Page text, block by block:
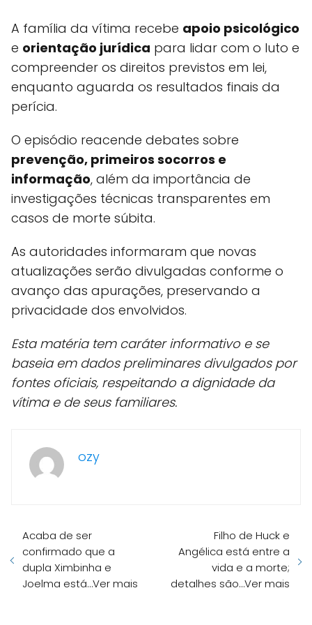
A família da vítima recebe apoio psicológico
e orientação jurídica para lidar com o luto e
compreender os direitos previstos em lei,
enquanto aguarda os resultados finais da
perícia.
O episódio reacende debates sobre
prevenção, primeiros socorros e
informação, além da importância de
investigações técnicas transparentes em
casos de morte súbita.
As autoridades informaram que novas
atualizações serão divulgadas conforme o
avanço das apurações, preservando a
privacidade dos envolvidos.
Esta matéria tem caráter informativo e se
baseia em dados preliminares divulgados por
fontes oficiais, respeitando a dignidade da
vítima e de seus familiares.
ozy
Acaba de ser
confirmado que a
dupla Ximbinha e
Joelma está…Ver mais
Filho de Huck e
Angélica está entre a
vida e a morte;
detalhes são…Ver mais